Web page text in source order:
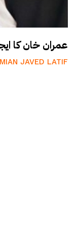
عمران خان کا
MIAN JAVED LATIF